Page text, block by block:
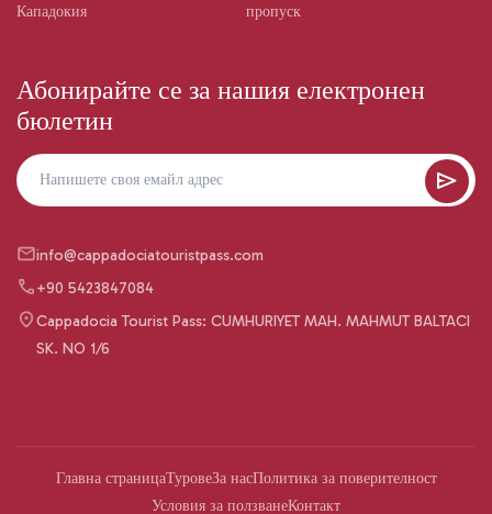
Кападокия
пропуск
Абонирайте се за нашия електронен
бюлетин
info@cappadociatouristpass.com
+90 5423847084
Cappadocia Tourist Pass: CUMHURIYET MAH. MAHMUT BALTACI
SK. NO 1/6
Главна страницаТуровеЗа насПолитика за поверителност
Условия за ползванеКонтакт